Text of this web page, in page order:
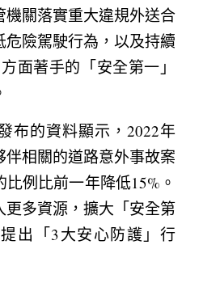
機關落實重大違規外送合
險駕駛行為，以及持續
面著手的「安全第一」
布的資料顯示，2022年
伴相關的道路意外事故案
例比前一年降低15%。
更多資源，擴大「安全第
出「3大安心防護」行